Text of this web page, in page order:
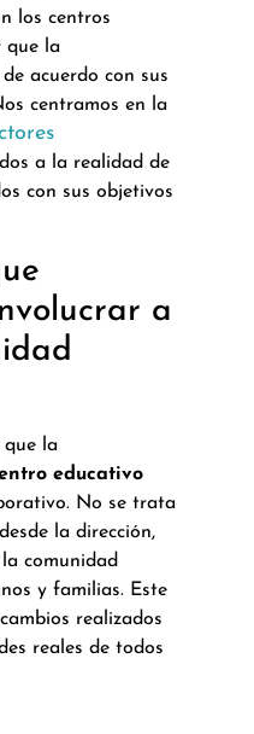
los centros
que la
acuerdo con sus
centramos en la
a la realidad de
con sus objetivos
a
que la
educativo
No se trata
la dirección,
comunidad
y familias. Este
realizados
reales de todos